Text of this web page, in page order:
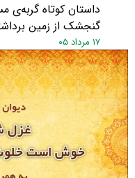
داستان کوتاه گربه‌ی
گنجشک از زمین
۱۷ مرداد ۰۵